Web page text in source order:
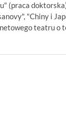
(praca
"Chiny i
teatru o